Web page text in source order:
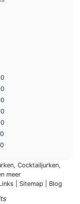
, Cocktailjurken,
meer
Sitemap Blog